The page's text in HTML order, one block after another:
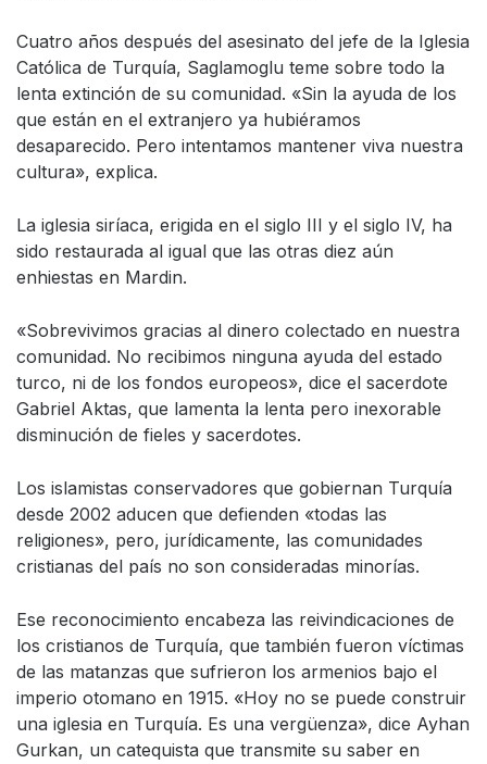
Cuatro años después del asesinato del jefe de la Iglesia
Católica de Turquía, Saglamoglu teme sobre todo la
lenta extinción de su comunidad. «Sin la ayuda de los
que están en el extranjero ya hubiéramos
desaparecido. Pero intentamos mantener viva nuestra
cultura», explica.
La iglesia siríaca, erigida en el siglo III y el siglo IV, ha
sido restaurada al igual que las otras diez aún
enhiestas en Mardin.
«Sobrevivimos gracias al dinero colectado en nuestra
comunidad. No recibimos ninguna ayuda del estado
turco, ni de los fondos europeos», dice el sacerdote
Gabriel Aktas, que lamenta la lenta pero inexorable
disminución de fieles y sacerdotes.
Los islamistas conservadores que gobiernan Turquía
desde 2002 aducen que defienden «todas las
religiones», pero, jurídicamente, las comunidades
cristianas del país no son consideradas minorías.
Ese reconocimiento encabeza las reivindicaciones de
los cristianos de Turquía, que también fueron víctimas
de las matanzas que sufrieron los armenios bajo el
imperio otomano en 1915. «Hoy no se puede construir
una iglesia en Turquía. Es una vergüenza», dice Ayhan
Gurkan, un catequista que transmite su saber en